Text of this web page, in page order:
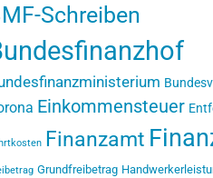
Schreiben
Einkommensteuer
Finanzamt
Grundfreibetrag